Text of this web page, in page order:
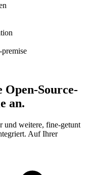
Open-Source-
an.
weitere, fine-getunt
Auf Ihrer